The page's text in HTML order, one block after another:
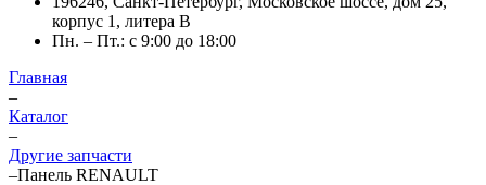
корпус 1, литера В
Пн. – Пт.: с 9:00 до 18:00
Главная
–
Каталог
–
Другие запчасти
–Панель RENAULT